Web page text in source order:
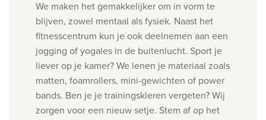
We maken het gemakkelijker om in vorm te
blijven, zowel mentaal als fysiek. Naast het
fitnesscentrum kun je ook deelnemen aan een
jogging of yogales in de buitenlucht. Sport je
liever op je kamer? We lenen je materiaal zoals
matten, foamrollers, mini-gewichten of power
bands. Ben je je trainingskleren vergeten? Wij
zorgen voor een nieuw setje. Stem af op het